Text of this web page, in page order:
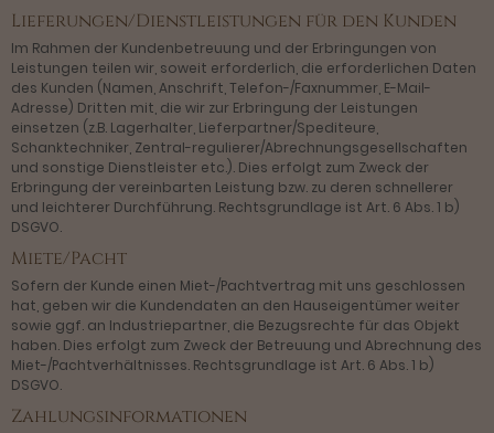
Lieferungen/Dienstleistungen für den Kunden
Im Rahmen der Kundenbetreuung und der Erbringungen von
Leistungen teilen wir, soweit erforderlich, die erforderlichen Daten
des Kunden (Namen, Anschrift, Telefon-/Faxnummer, E-Mail-
Adresse) Dritten mit, die wir zur Erbringung der Leistungen
einsetzen (z.B. Lagerhalter, Lieferpartner/Spediteure,
Schanktechniker, Zentral-regulierer/Abrechnungsgesellschaften
und sonstige Dienstleister etc.). Dies erfolgt zum Zweck der
Erbringung der vereinbarten Leistung bzw. zu deren schnellerer
und leichterer Durchführung. Rechtsgrundlage ist Art. 6 Abs. 1 b)
DSGVO.
Miete/Pacht
Sofern der Kunde einen Miet-/Pachtvertrag mit uns geschlossen
hat, geben wir die Kundendaten an den Hauseigentümer weiter
sowie ggf. an Industriepartner, die Bezugsrechte für das Objekt
haben. Dies erfolgt zum Zweck der Betreuung und Abrechnung des
Miet-/Pachtverhältnisses. Rechtsgrundlage ist Art. 6 Abs. 1 b)
DSGVO.
Zahlungsinformationen